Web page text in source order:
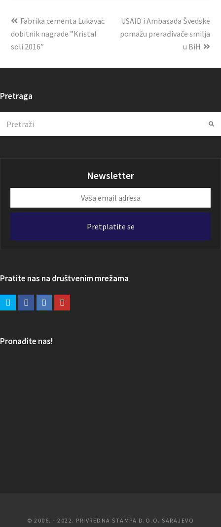
Fabrika cementa Lukavac
dobitnik nagrade ”Kristal
soli 2016”
USAID i Ambasada Švedske
pomažu prerađivače smilja
u BiH
Pretraga
Newsletter
email
Pretplatite se
Pratite nas na društvenim mrežama
Pronađite nas!
© 2006. - 2022. PRIVREDNA ŠTAMPA D.O.O. SARAJEVO